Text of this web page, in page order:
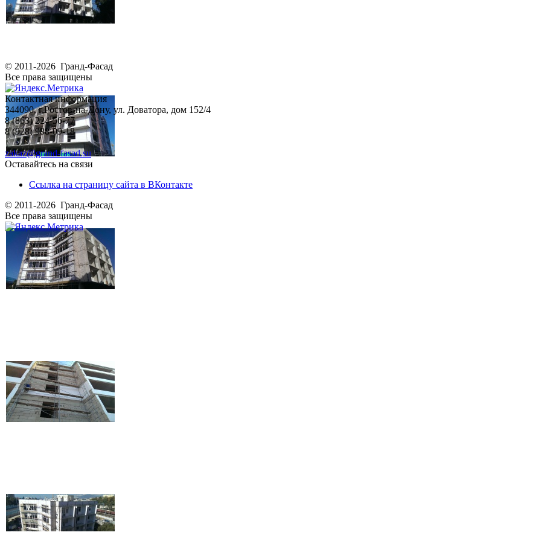
© 2011-2026 Гранд-Фасад
Все права защищены
Контактная информация
344090, г.Ростов-на-Дону, ул. Доватора, дом 152/4
8 (863) 224-56-77
8 (928) 988-09-18
zakaz@grand-fasad.su
Оставайтесь на связи
Ссылка на страницу сайта в ВКонтакте
© 2011-2026 Гранд-Фасад
Все права защищены